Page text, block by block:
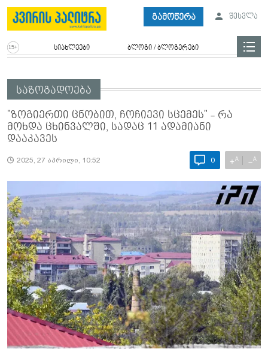
გამოწერა შესვლა
სიახლეები ბლოგი / ბლოგერები
საზოგადოება
"ზო­გი­ერ­თი ცნო­ბით, ჩო­ჩი­ე­ვი სცე­მეს" - რა
მოხდა ცხინვალში, სადაც 11 ადამიანი
დააკავეს
2025, 27 აპრილი, 10:52 0 +A −A